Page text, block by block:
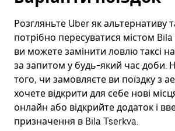
Розгляньте Uber як альтернативу
потрібно пересуватися містом
ви можете замінити ловлю таксі
за запитом у будь-який час доби.
того, чи замовляєте ви поїздку з
хочете відкрити для себе нові
онлайн або відкрийте додаток і
призначення в Bila Tserkva.